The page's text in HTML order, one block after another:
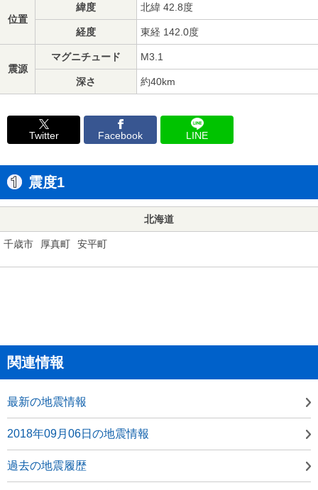
位置
緯度 北緯 42.8度
経度 東経 142.0度
震源
マグニチュード M3.1
深さ 約40km
Twitter Facebook LINE
震度1
北海道
千歳市 厚真町 安平町
関連情報
最新の地震情報
2018年09月06日の地震情報
過去の地震履歴